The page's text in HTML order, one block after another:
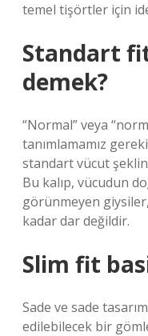
temel tişörtler için
Standart
demek?
“Normal” veya
tanımlamamız
standart vücut
Bu kalıp, vücudun
görünmeyen
kadar dar değildir.
Slim fit
Sade ve sade
edilebilecek bir